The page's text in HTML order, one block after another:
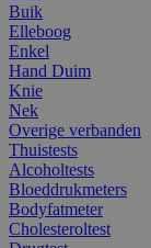
Buik
Elleboog
Enkel
Hand Duim
Knie
Nek
Overige verbanden
Thuistests
Alcoholtests
Bloeddrukmeters
Bodyfatmeter
Cholesteroltest